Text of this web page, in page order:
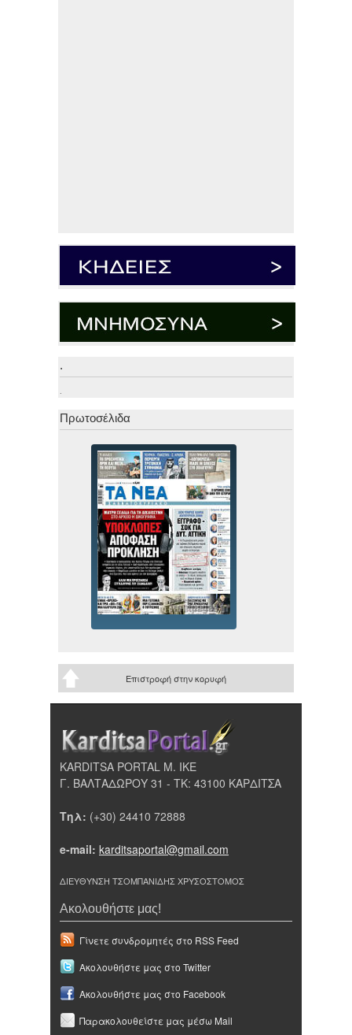
.
.
Πρωτοσέλιδα
Επιστροφή στην κορυφή
KARDITSA PORTAL Μ. ΙΚΕ
Γ. ΒΑΛΤΑΔΩΡΟΥ 31 - ΤΚ: 43100 ΚΑΡΔΙΤΣΑ
Τηλ: (+30) 24410 72888
e-mail: karditsaportal@gmail.com
ΔΙΕΥΘΥΝΣΗ ΤΣΟΜΠΑΝΙΔΗΣ ΧΡΥΣΟΣΤΟΜΟΣ
Ακολουθήστε μας!
Γίνετε συνδρομητές στο RSS Feed
Ακολουθήστε μας στο Twitter
Ακολουθήστε μας στο Facebook
Παρακολουθείστε μας μέσω Mail